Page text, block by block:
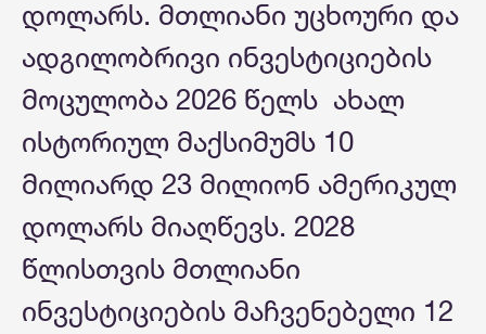
დოლარს. მთლიანი უცხოური და
ადგილობრივი ინვესტიციების
მოცულობა 2026 წელს ახალ
ისტორიულ მაქსიმუმს 10
მილიარდ 23 მილიონ ამერიკულ
დოლარს მიაღწევს. 2028
წლისთვის მთლიანი
ინვესტიციების მაჩვენებელი 12